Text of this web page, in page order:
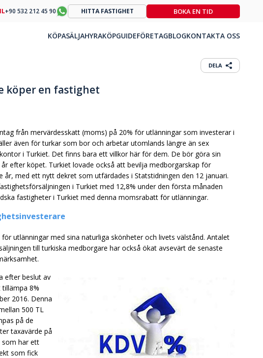
DELA
köper en fastighet
från mervärdesskatt (moms) på 20% för utlänningar som investerar i
även för turkar som bor och arbetar utomlands längre än sex
i Turkiet. Det finns bara ett villkor här för dem. De bör göra sin
efter köpet. Turkiet lovade också att bevilja medborgarskap för
med ett nytt dekret som utfärdades i Statstidningen den 12 januari.
i Turkiet med 12,8% under den första månaden
fastigheter i Turkiet med denna momsrabatt för utlänningar.
utlänningar med sina naturliga skönheter och livets välstånd. Antalet
till turkiska medborgare har också ökat avsevärt de senaste
efter beslut av
8%
2016. Denna
500 TL
på de
taxavärde på
som har ett
som fick
+90 532 212 45 90 HITTA FASTIGHET BOKA EN TID
KÖPASÄLJAHYRAKÖPGUIDEFÖRETAGBLOGKONTAKTA OSS